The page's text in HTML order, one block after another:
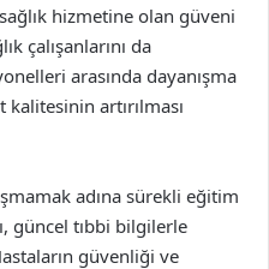
hizmetine olan güveni
çalışanlarını da
arasında dayanışma
artırılması
adına sürekli eğitim
güncel tıbbi bilgilerle
güvenliği ve